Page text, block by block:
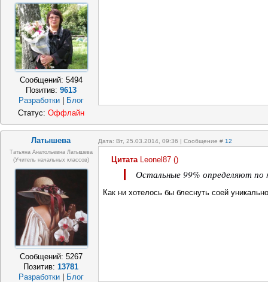
Сообщений: 5494
Позитив: 9613
Разработки
Блог
Статус: Оффлайн
Латышева Дата: Вт, 25.03.2014, 09:36 | Сообщение # 12
Татьяна Анатольевна Латышева
(учитель начальных классов)
Сообщений: 5267
Позитив:13781
Разработки
Блог
Цитата Leonel87 ()
Остальные 99% определяют по
Как ни хотелось бы блеснуть соей